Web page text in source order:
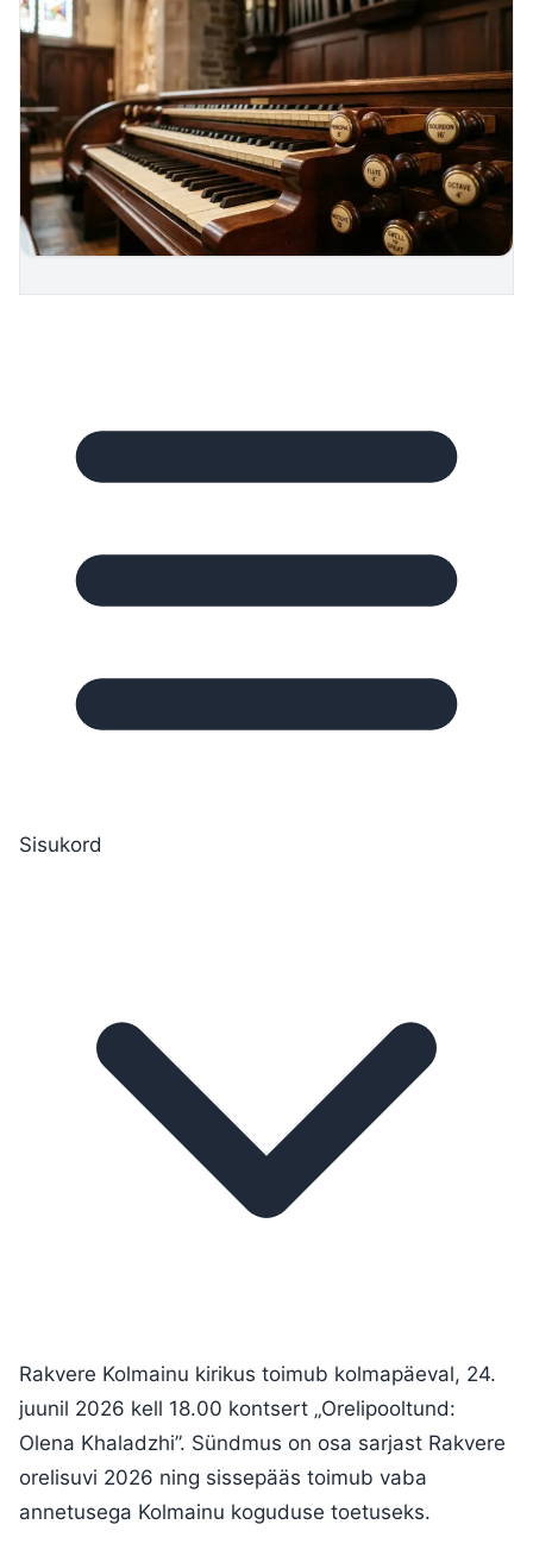
Sisukord
Rakvere Kolmainu kirikus toimub kolmapäeval, 24.
juunil 2026 kell 18.00 kontsert „Orelipooltund:
Olena Khaladzhi”. Sündmus on osa sarjast Rakvere
orelisuvi 2026 ning sissepääs toimub vaba
annetusega Kolmainu koguduse toetuseks.